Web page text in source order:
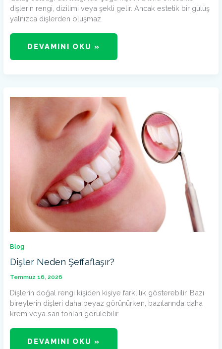
dişlerin rengi, dizilimi veya şekli gelir. Ancak estetik bir gülüş
yalnızca dişlerden oluşmaz.
DEVAMINI OKU »
Blog
Dişler Neden Şeffaflaşır?
Temmuz 16, 2026
Dişlerin doğal rengi kişiden kişiye farklılık gösterebilir. Bazı
bireylerin dişleri daha beyaz görünürken, bazılarında daha
krem veya sarı tonları görülebilir.
NEDEN
DEVAMINI OKU »